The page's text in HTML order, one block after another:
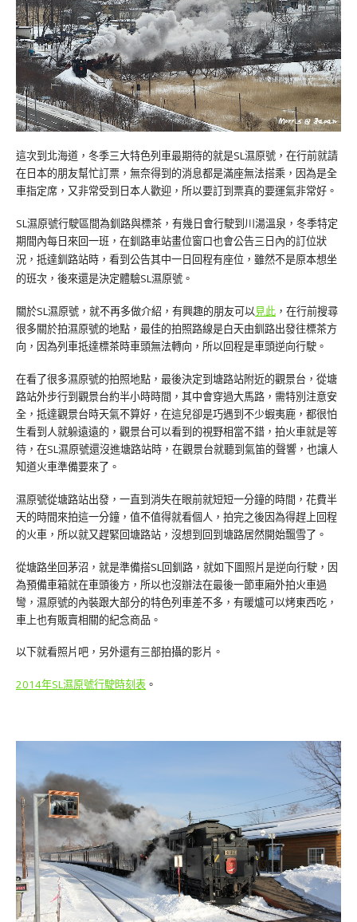
這次到北海道，冬季三大特色列車最期待的就是SL濕原號，在行前就請
在日本的朋友幫忙訂票，無奈得到的消息都是滿座無法搭乘，因為是全
車指定席，又非常受到日本人歡迎，所以要訂到票真的要運氣非常好。
SL濕原號行駛區間為釧路與標茶，有幾日會行駛到川湯溫泉，冬季特定
期間內每日來回一班，在釧路車站畫位窗口也會公告三日內的訂位狀
況， 抵達釧路站時，看到公告其中一日回程有座位，雖然不是原本想坐
的班次，後來還是決定體驗SL濕原號。
關於SL濕原號，就不再多做介紹，有興趣的朋友可以見此 ，在行前搜尋
很多關於拍濕原號的地點，最佳的拍照路線是白天由釧路出發往標茶方
向，因為列車抵達標茶時車頭無法轉向，所以回程是車頭逆向行駛。
在看了很多濕原號的拍照地點，最後決定到塘路站附近的觀景台，從塘
路站外步行到觀景台約半小時時間，其中會穿過大馬路，需特別注意安
全，抵達觀景台時天氣不算好，在這兒卻是巧遇到不少蝦夷鹿，都很怕
生看到人就躲遠遠的，觀景台可以看到的視野相當不錯，拍火車就是等
待，在SL濕原號還沒進塘路站時，在觀景台就聽到氣笛的聲響，也讓人
知道火車準備要來了。
濕原號從塘路站出發，一直到消失在眼前就短短一分鐘的時間，花費半
天的時間來拍這一分鐘，值不值得就看個人，拍完之後因為得趕上回程
的火車，所以就又趕緊回塘路站，沒想到回到塘路居然開始飄雪了。
從塘路坐回茅沼，就是準備搭SL回釧路，就如下圖照片是逆向行駛，因
為預備車箱就在車頭後方，所以也沒辦法在最後一節車廂外拍火車過
彎，濕原號的內裝跟大部分的特色列車差不多，有暖爐可以烤東西吃，
車上也有販賣相關的紀念商品。
以下就看照片吧，另外還有三部拍攝的影片。
2014年SL濕原號行駛時刻表 。